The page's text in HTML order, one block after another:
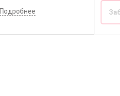
Подробнее